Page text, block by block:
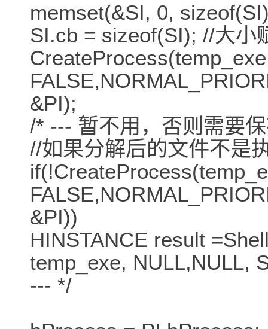
memset(&SI, 0,
SI.cb = sizeof(SI); //大小
&PI);
/* --- 暂不用，否则需要
//如果分解后的文件不是
&PI))
HINSTANCE result
temp_exe, NULL,NULL,
--- */